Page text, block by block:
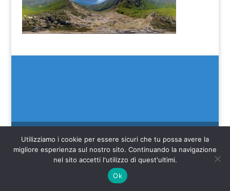
(C) SEIM 2022
Web credits Make IT Better SAGL
Utilizziamo i cookie per essere sicuri che tu possa avere la
migliore esperienza sul nostro sito. Continuando la navigazione
nel sito accetti l'utilizzo di quest'ultimi.
Ok